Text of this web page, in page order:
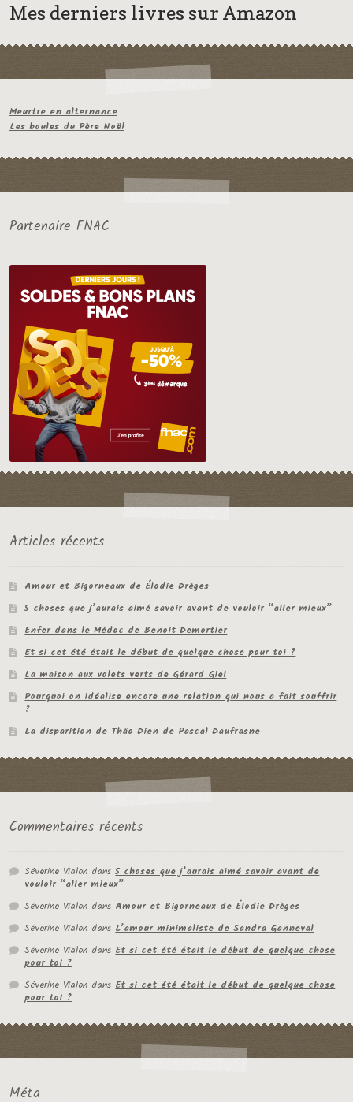
Mes derniers livres sur Amazon
Meurtre en alternance
Les boules du Père Noël
Partenaire FNAC
Articles récents
Amour et Bigorneaux de Élodie Drèges
5 choses que j’aurais aimé savoir avant de vouloir “aller mieux”
Enfer dans le Médoc de Benoit Demortier
Et si cet été était le début de quelque chose pour toi ?
La maison aux volets verts de Gérard Giel
Pourquoi on idéalise encore une relation qui nous a fait souffrir
?
La disparition de Thâo Dien de Pascal Daufrasne
Commentaires récents
Séverine Vialon dans5 choses que j’aurais aimé savoir avant de
vouloir “aller mieux”
Séverine Vialon dansAmour et Bigorneaux de Élodie Drèges
Séverine Vialon dansL’amour minimaliste de Sandra Ganneval
Séverine Vialon dansEt si cet été était le début de quelque chose
pour toi ?
Séverine Vialon dansEt si cet été était le début de quelque chose
pour toi ?
Méta